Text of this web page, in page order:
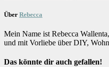
Über Rebecca
Mein Name ist Rebecca
und mit Vorliebe über DIY,
Das könnte dir auch gefallen!